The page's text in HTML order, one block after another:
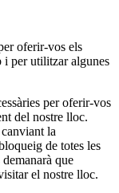
oferir-vos els
i per utilitzar algunes
per oferir-vos
del nostre lloc.
la
de totes les
que
el nostre lloc.